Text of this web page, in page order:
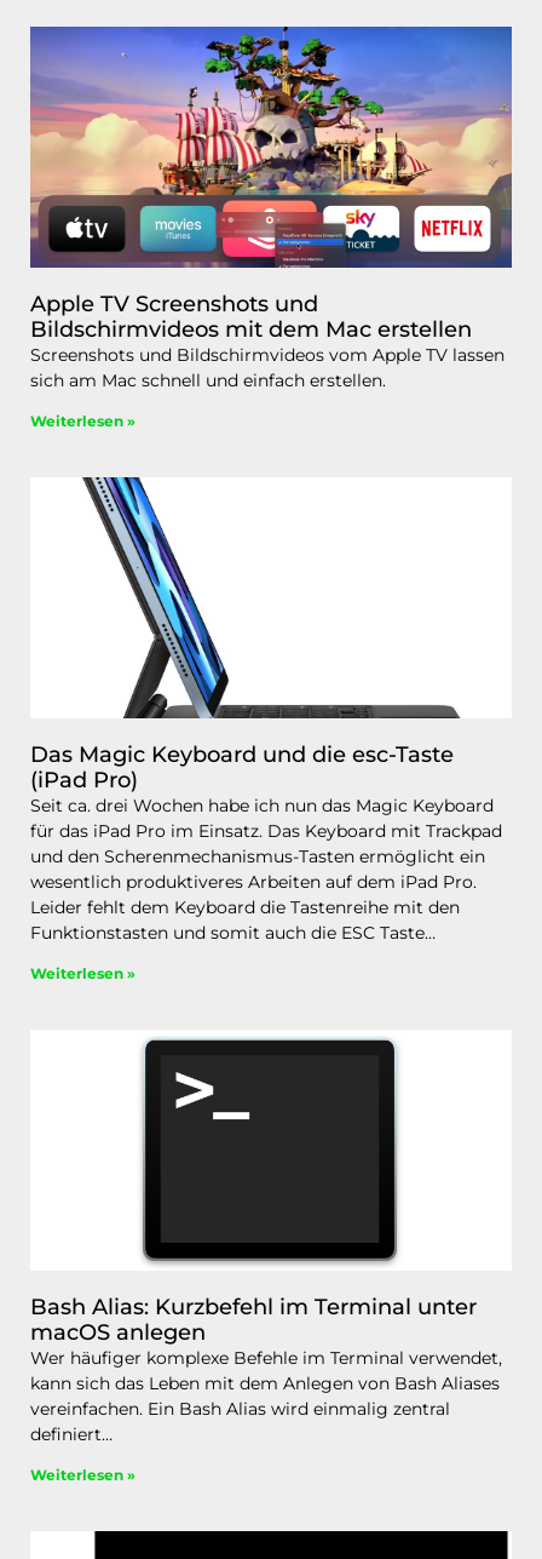
Apple TV Screenshots und
Bildschirmvideos mit dem Mac erstellen
Screenshots und Bildschirmvideos vom Apple TV lassen
sich am Mac schnell und einfach erstellen.
Weiterlesen »
Das Magic Keyboard und die esc-Taste
(iPad Pro)
Seit ca. drei Wochen habe ich nun das Magic Keyboard
für das iPad Pro im Einsatz. Das Keyboard mit Trackpad
und den Scherenmechanismus-Tasten ermöglicht ein
wesentlich produktiveres Arbeiten auf dem iPad Pro.
Leider fehlt dem Keyboard die Tastenreihe mit den
Funktionstasten und somit auch die ESC Taste…
Weiterlesen »
Bash Alias: Kurzbefehl im Terminal unter
macOS anlegen
Wer häufiger komplexe Befehle im Terminal verwendet,
kann sich das Leben mit dem Anlegen von Bash Aliases
vereinfachen. Ein Bash Alias wird einmalig zentral
definiert…
Weiterlesen »